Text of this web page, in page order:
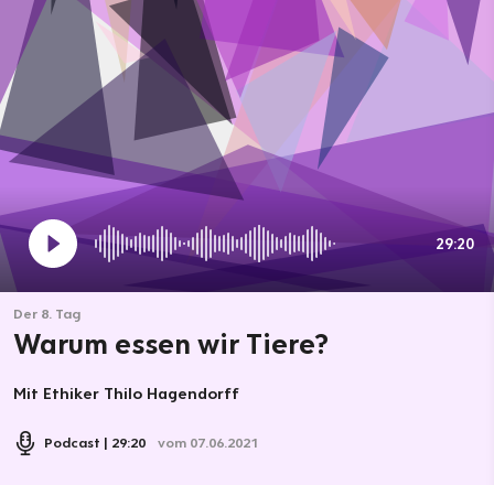
29:20
Der 8. Tag
Warum essen wir Tiere?
Mit Ethiker Thilo Hagendorff
Podcast 29:20 vom 07.06.2021